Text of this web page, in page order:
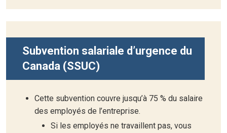
Subvention salariale d’urgence du
Canada (SSUC)
Cette subvention couvre jusqu’à 75 % du salaire
des employés de l’entreprise.
Si les employés ne travaillent pas, vous